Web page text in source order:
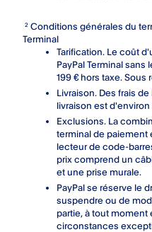
2 Conditions générales du
Terminal
Tarification. Le coût
PayPal Terminal
199 € hors taxe.
Livraison. Des frais
livraison est d'environ
Exclusions. La
terminal de paiement
lecteur de code-
prix comprend un
et une prise murale.
PayPal se réserve le
suspendre ou de
partie, à tout moment
circonstances